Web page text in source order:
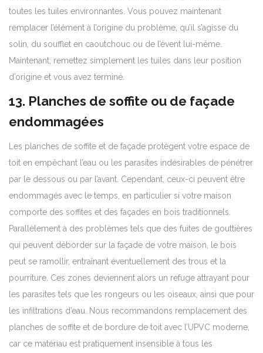
toutes les tuiles environnantes. Vous pouvez maintenant
remplacer l’élément à l’origine du problème, qu’il s’agisse du
solin, du soufflet en caoutchouc ou de l’évent lui-même.
Maintenant, remettez simplement les tuiles dans leur position
d’origine et vous avez terminé.
13. Planches de soffite ou de façade
endommagées
Les planches de soffite et de façade protègent votre espace de
toit en empêchant l’eau ou les parasites indésirables de pénétrer
par le dessous ou par l’avant. Cependant, ceux-ci peuvent être
endommagés avec le temps, en particulier si votre maison
comporte des soffites et des façades en bois traditionnels.
Parallèlement à des problèmes tels que des fuites de gouttières
qui peuvent déborder sur la façade de votre maison, le bois
peut se ramollir, entraînant éventuellement des trous et la
pourriture. Ces zones deviennent alors un refuge attrayant pour
les parasites tels que les rongeurs ou les oiseaux, ainsi que pour
les infiltrations d’eau. Nous recommandons remplacement des
planches de soffite et de bordure de toit avec l’UPVC moderne,
car ce matériau est pratiquement insensible à tous les